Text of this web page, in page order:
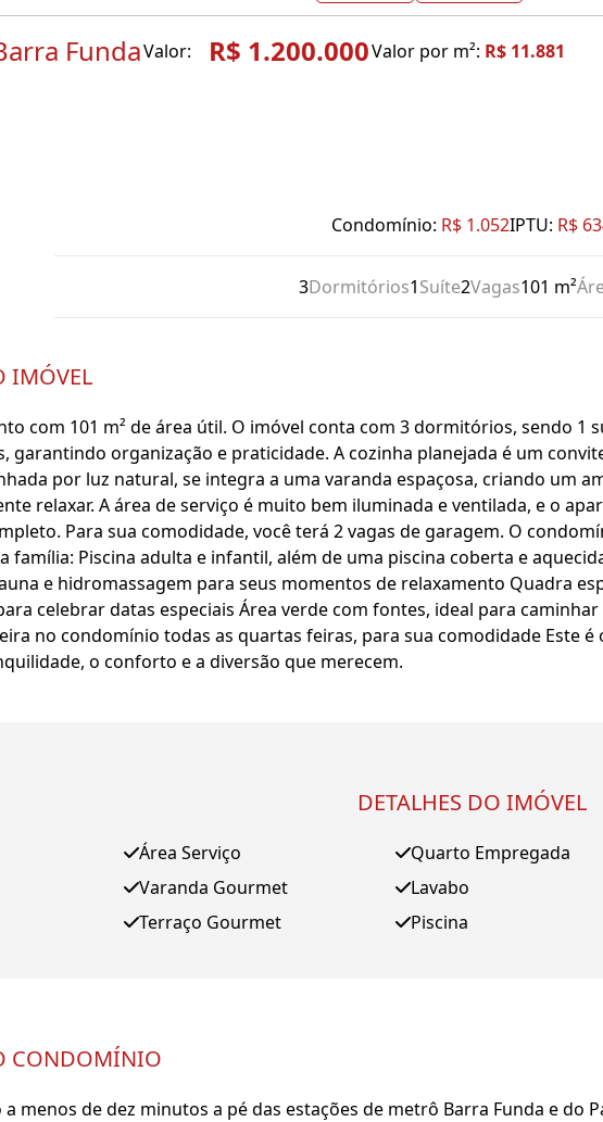
FundaValor: R$ 1.200.000Valor por m²: R$ 11.881
Condomínio: R$ 1.052IPTU: R$
3Dormitórios1Suíte2Vagas101 m²
IMÓVEL
com 101 m² de área útil. O imóvel conta com 3 dormitórios, sendo 1
garantindo organização e praticidade. A cozinha planejada é um
por luz natural, se integra a uma varanda espaçosa, criando um
relaxar. A área de serviço é muito bem iluminada e ventilada, e o
Para sua comodidade, você terá 2 vagas de garagem. O
família: Piscina adulta e infantil, além de uma piscina coberta e
e hidromassagem para seus momentos de relaxamento Quadra
celebrar datas especiais Área verde com fontes, ideal para
no condomínio todas as quartas feiras, para sua comodidade Este
o conforto e a diversão que merecem.
DETALHES DO IMÓVEL
Área Serviço
Varanda Gourmet
Terraço Gourmet
Quarto Empregada
Lavabo
Piscina
CONDOMÍNIO
a menos de dez minutos a pé das estações de metrô Barra Funda e do